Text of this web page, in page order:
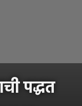
पद्धत